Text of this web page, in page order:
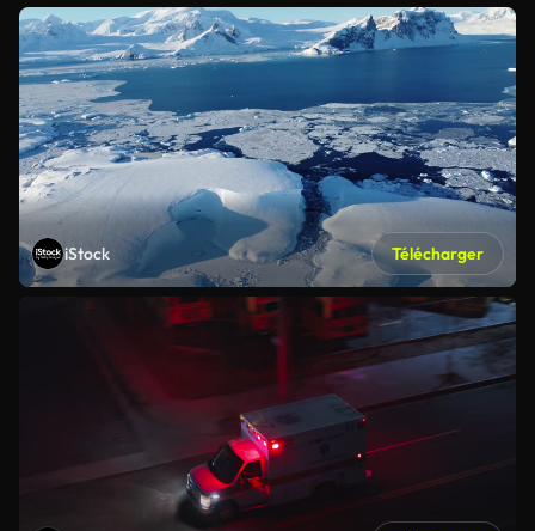
iStock Télécharger